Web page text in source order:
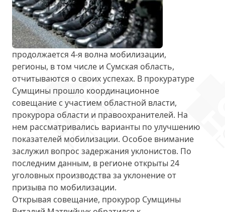
продолжается 4-я волна мобилизации,
регионы, в том числе и Сумская область,
отчитываются о своих успехах. В прокуратуре
Сумщины прошло координационное
совещание с участием областной власти,
прокурора области и правоохранителей. На
нем рассматривались варианты по улучшению
показателей мобилизации. Особое внимание
заслужил вопрос задержания уклонистов. По
последним данным, в регионе открыты 24
уголовных производства за уклонение от
призыва по мобилизации.
Открывая совещание, прокурор Сумщины